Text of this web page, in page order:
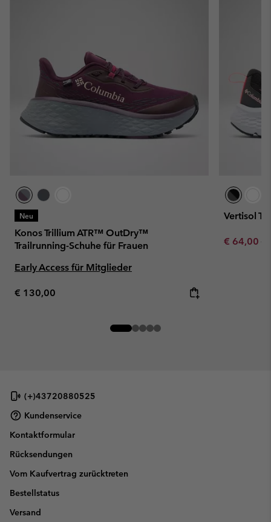
Neu
Konos Trillium ATR™ OutDry™
Trailrunning-Schuhe für Frauen
Early Access für Mitglieder
Regular price:
€ 130,00
Vertisol
Sale price:
€ 64,00€
(+)43720880525
Kundenservice
Kontaktformular
Rücksendungen
Vom Kaufvertrag zurücktreten
Bestellstatus
Versand